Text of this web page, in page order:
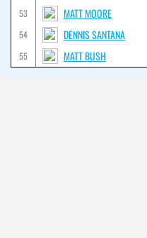
53
MATT MOORE
54
DENNIS SANTANA
55
MATT BUSH